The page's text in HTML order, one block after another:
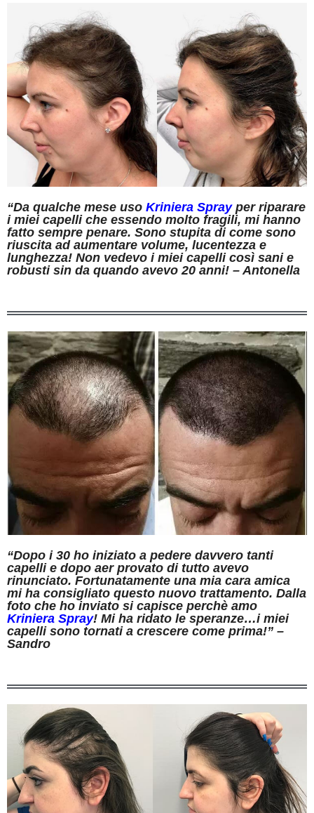
“Da qualche mese uso Kriniera Sprayper riparare
i miei capelli che essendo molto fragili, mi hanno
fatto sempre penare. Sono stupita di come sono
riuscita ad aumentare volume, lucentezza e
lunghezza! Non vedevo i miei capelli così sani e
robusti sin da quando avevo 20 anni! – Antonella
“Dopo i 30 ho iniziato a pedere davvero tanti
capelli e dopo aer provato di tutto avevo
rinunciato. Fortunatamente una mia cara amica
mi ha consigliato questo nuovo trattamento. Dalla
foto che ho inviato si capisce perchè amo
Kriniera Spray! Mi ha ridato le speranze…i miei
capelli sono tornati a crescere come prima!” –
Sandro